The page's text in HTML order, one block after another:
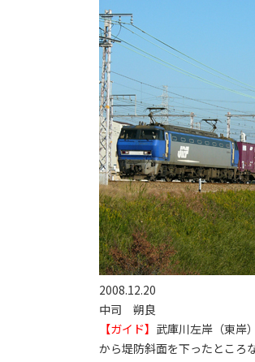
2008.12.20
中司 朔良
【ガイド】 武庫川左岸（東岸
から堤防斜面を下ったところ